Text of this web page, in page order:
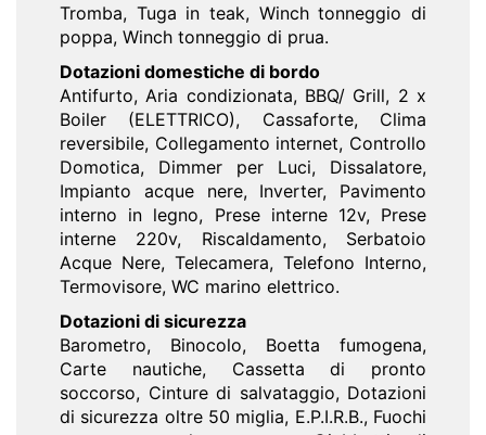
Tromba, Tuga in teak, Winch tonneggio di
poppa, Winch tonneggio di prua.
Dotazioni domestiche di bordo
Antifurto, Aria condizionata, BBQ/ Grill, 2 x
Boiler (ELETTRICO), Cassaforte, Clima
reversibile, Collegamento internet, Controllo
Domotica, Dimmer per Luci, Dissalatore,
Impianto acque nere, Inverter, Pavimento
interno in legno, Prese interne 12v, Prese
interne 220v, Riscaldamento, Serbatoio
Acque Nere, Telecamera, Telefono Interno,
Termovisore, WC marino elettrico.
Dotazioni di sicurezza
Barometro, Binocolo, Boetta fumogena,
Carte nautiche, Cassetta di pronto
soccorso, Cinture di salvataggio, Dotazioni
di sicurezza oltre 50 miglia, E.P.I.R.B., Fuochi